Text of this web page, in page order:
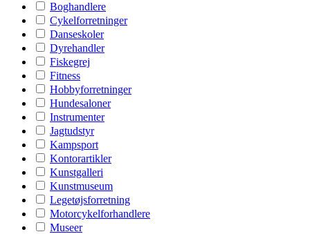
Boghandlere
Cykelforretninger
Danseskoler
Dyrehandler
Fiskegrej
Fitness
Hobbyforretninger
Hundesaloner
Instrumenter
Jagtudstyr
Kampsport
Kontorartikler
Kunstgalleri
Kunstmuseum
Legetøjsforretning
Motorcykelforhandlere
Museer